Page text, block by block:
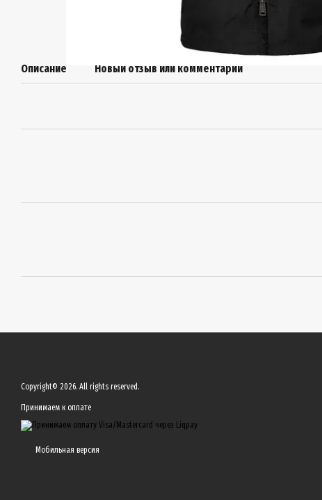
Описание Новый отзыв или комментарий
Copyright© 2026. All rights reserved.
Принимаем к оплате
Мобильная версия